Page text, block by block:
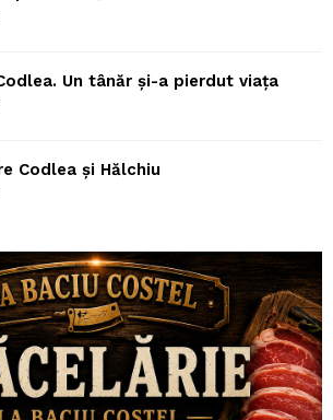
Un tânăr și-a pierdut viața
Codlea și Hălchiu